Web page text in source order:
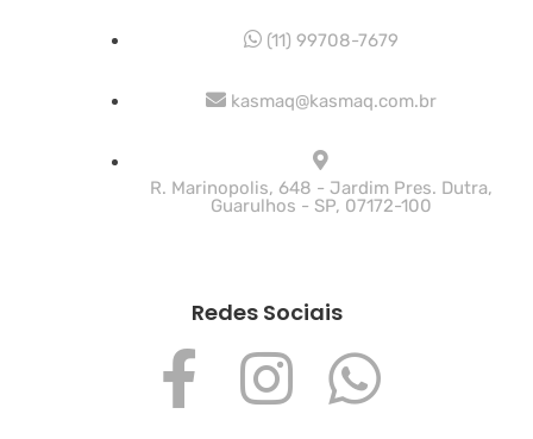
(11) 99708-7679
kasmaq@kasmaq.com.br
R. Marinopolis, 648 - Jardim Pres. Dutra,
Guarulhos - SP, 07172-100
Redes Sociais